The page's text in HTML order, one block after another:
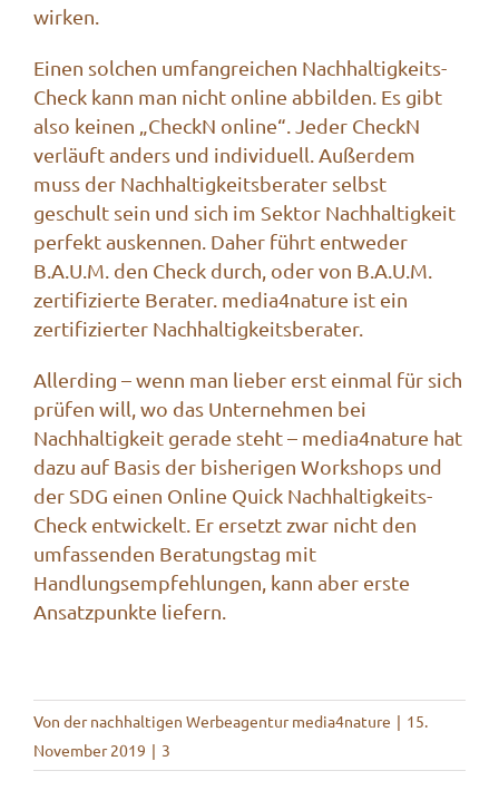
wirken.
Einen solchen umfangreichen Nachhaltigkeits-
Check kann man nicht online abbilden. Es gibt
also keinen „CheckN online“. Jeder CheckN
verläuft anders und individuell. Außerdem
muss der Nachhaltigkeitsberater selbst
geschult sein und sich im Sektor Nachhaltigkeit
perfekt auskennen. Daher führt entweder
B.A.U.M. den Check durch, oder von B.A.U.M.
zertifizierte Berater. media4nature ist ein
zertifizierter Nachhaltigkeitsberater.
Allerding – wenn man lieber erst einmal für sich
prüfen will, wo das Unternehmen bei
Nachhaltigkeit gerade steht – media4nature hat
dazu auf Basis der bisherigen Workshops und
der SDG einen Online Quick Nachhaltigkeits-
Check entwickelt. Er ersetzt zwar nicht den
umfassenden Beratungstag mit
Handlungsempfehlungen, kann aber erste
Ansatzpunkte liefern.
Von der nachhaltigen Werbeagentur media4nature | 15.
November 2019 | 3